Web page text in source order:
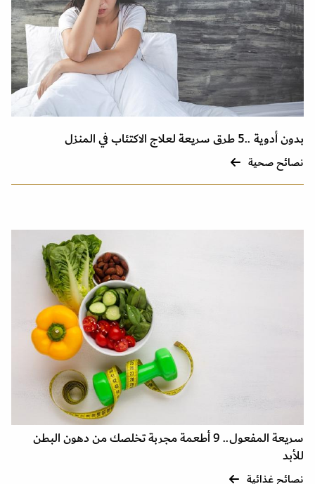
بدون أدوية ..5 طرق سريعة لعلاج الاكتئاب في المنزل
نصائح صحية
سريعة المفعول.. 9 أطعمة مجربة تخلصك من دهون البطن
للأبد
نصائح غذائية